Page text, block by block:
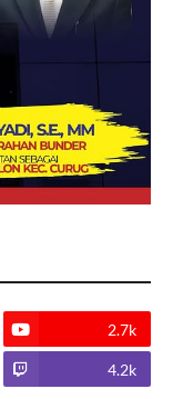
2.7k
4.2k